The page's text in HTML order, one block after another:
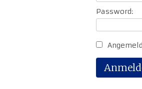
Password: